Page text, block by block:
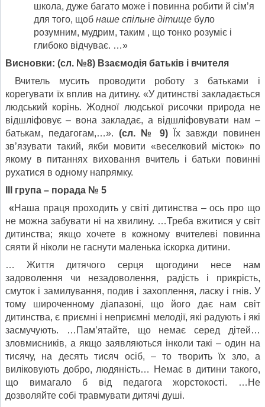
школа, дуже багато може і повинна робити й сім’я
для того, щоб наше спільне дітище було
розумним, мудрим, таким , що тонко розуміє і
глибоко відчуває. …»
Висновки: (сл. №8) Взаємодія батьків і вчителя
Вчитель мусить проводити роботу з батьками і
корегувати їх вплив на дитину. «У дитинстві закладається
людський корінь. Жодної людської рисочки природа не
відшліфовує – вона закладає, а відшліфовувати нам –
батькам, педагогам,…». (сл. № 9)
Їх завжди повинен
зв’язувати такий, якби мовити «веселковий місток» по
якому в питаннях виховання вчитель і батьки повинні
рухатися в одному напрямку.
ІІІ група – порада № 5
«Наша праця проходить у світі дитинства – ось про що
не можна забувати ні на хвилину. …Треба вжитися у світ
дитинства; якщо хочете в кожному вчителеві повинна
сяяти й ніколи не гаснути маленька іскорка дитини.
… Життя дитячого серця щогодини несе нам
задоволення чи незадоволення, радість і прикрість,
смуток і замилування, подив і захоплення, ласку і гнів. У
тому широченному діапазоні, що його дає нам світ
дитинства, є приємні і неприємні мелодії, які радують і які
засмучують. …Пам’ятайте, що немає серед дітей…
зловмисників, а якщо заявляються інколи такі – один на
тисячу, на десять тисяч осіб, – то творить їх зло, а
виліковують добро, людяність… Немає в дитини такого,
що вимагало б від педагога жорстокості. …Не
дозволяйте собі травмувати дитячі душі.